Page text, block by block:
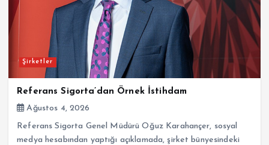
Şirketler
Referans Sigorta’dan Örnek İstihdam
Ağustos 4, 2026
Referans Sigorta Genel Müdürü Oğuz Karahançer, sosyal
medya hesabından yaptığı açıklamada, şirket bünyesindeki